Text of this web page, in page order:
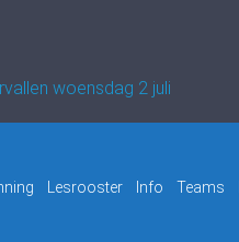
woensdag 2 juli
Lesrooster Info Teams